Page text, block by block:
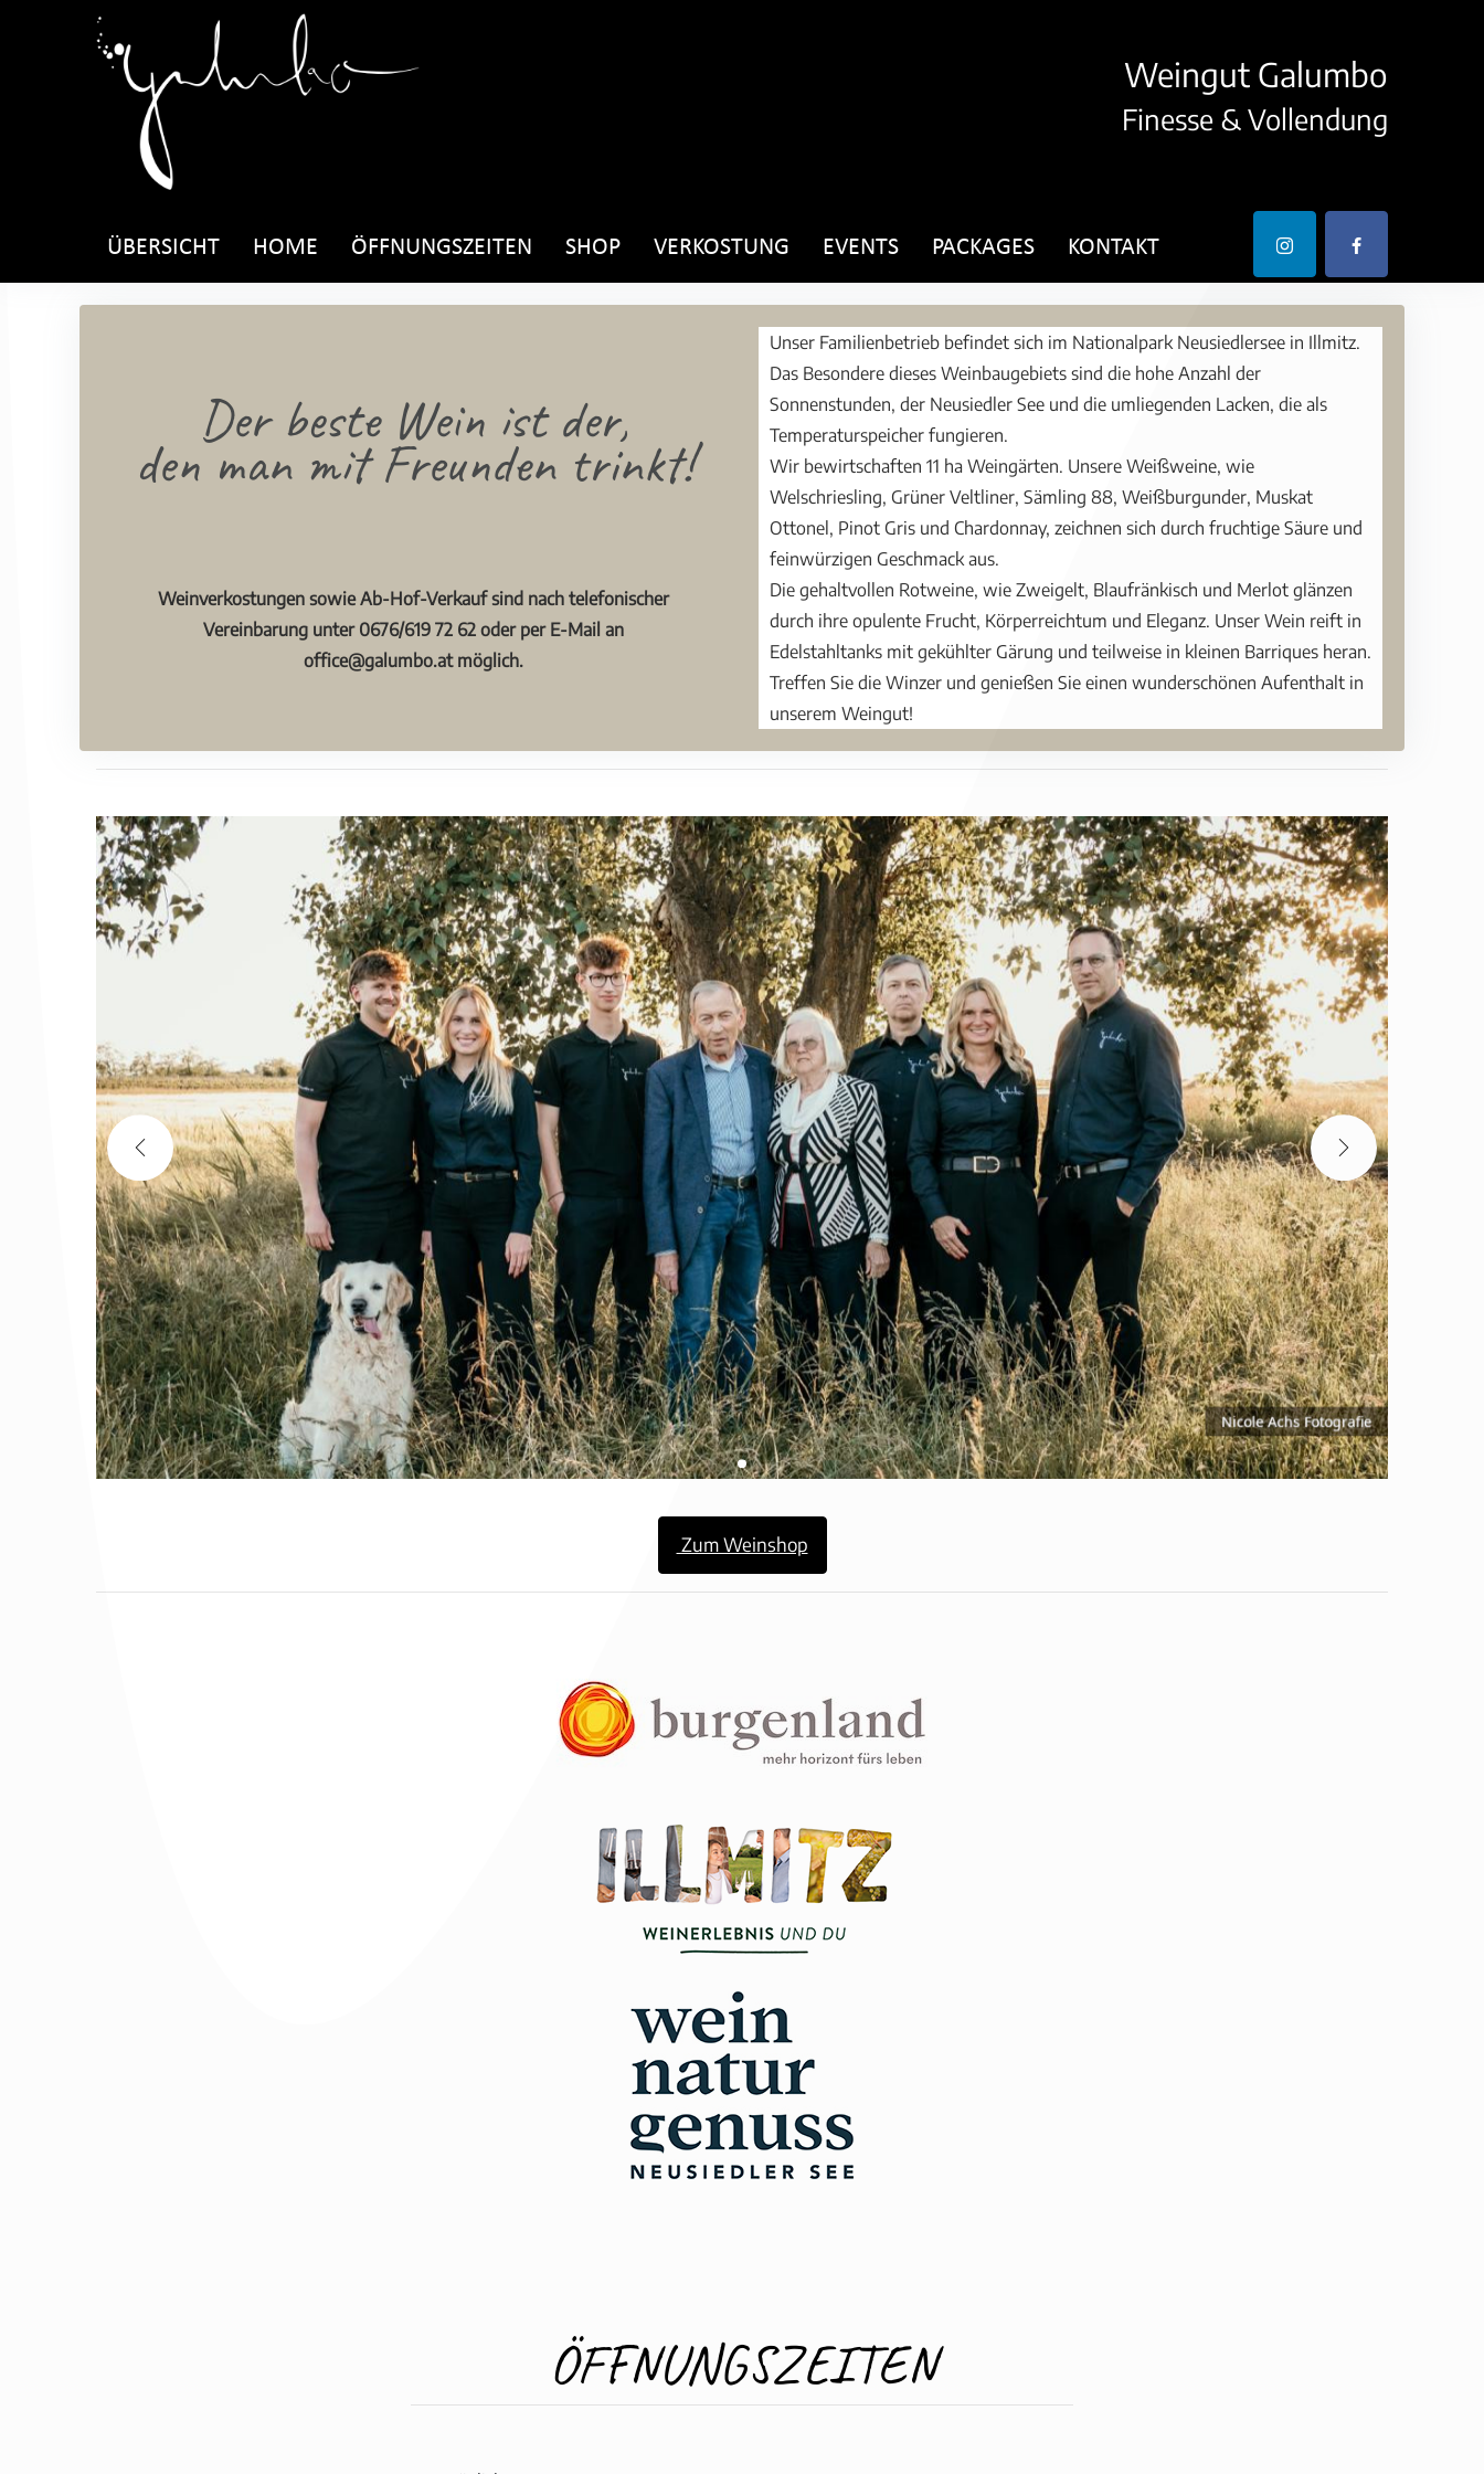
Weingut Galumbo
Finesse & Vollendung
ÜBERSICHT HOME ÖFFNUNGSZEITEN SHOP VERKOSTUNG EVENTS PACKAGES KONTAKT
Der beste Wein ist der,
den man mit Freunden trinkt!
Weinverkostungen sowie Ab-Hof-Verkauf sind nach telefonischer
Vereinbarung unter 0676/619 72 62 oder per E-Mail an
office@galumbo.at möglich.
Unser Familienbetrieb befindet sich im Nationalpark Neusiedlersee in Illmitz.
Das Besondere dieses Weinbaugebiets sind die hohe Anzahl der
Sonnenstunden, der Neusiedler See und die umliegenden Lacken, die als
Temperaturspeicher fungieren.
Wir bewirtschaften 11 ha Weingärten. Unsere Weißweine, wie
Welschriesling, Grüner Veltliner, Sämling 88, Weißburgunder, Muskat
Ottonel, Pinot Gris und Chardonnay, zeichnen sich durch fruchtige Säure und
feinwürzigen Geschmack aus.
Die gehaltvollen Rotweine, wie Zweigelt, Blaufränkisch und Merlot glänzen
durch ihre opulente Frucht, Körperreichtum und Eleganz. Unser Wein reift in
Edelstahltanks mit gekühlter Gärung und teilweise in kleinen Barriques heran.
Treffen Sie die Winzer und genießen Sie einen wunderschönen Aufenthalt in
unserem Weingut!
Zum Weinshop
ÖFFNUNGSZEITEN